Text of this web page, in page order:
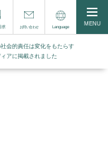
求 お問い合わせ Language MENU
社会的責任は変化をもたらす
ィアに掲載されました